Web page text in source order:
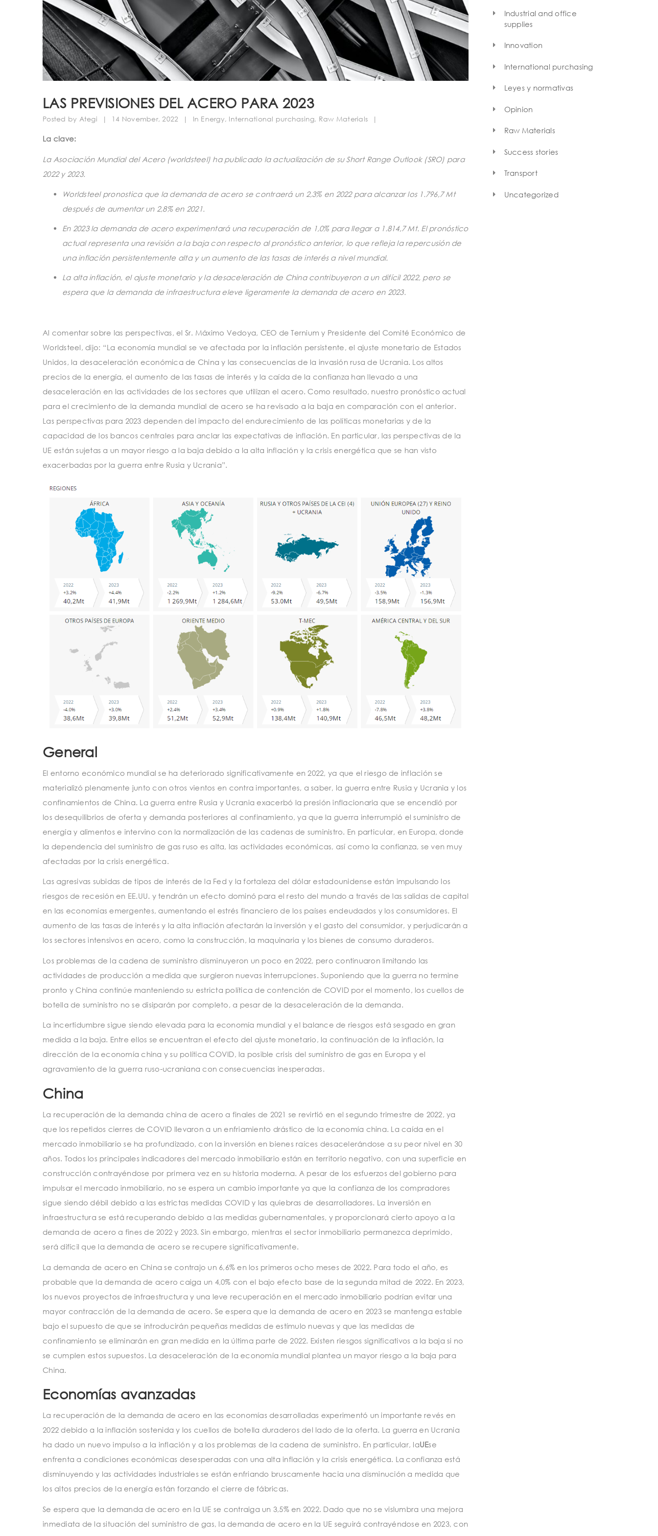
LAS PREVISIONES DEL ACERO PARA 2023
Posted by Ategi | 14 November, 2022 | In Energy, International purchasing, Raw Materials |
La clave:
La Asociación Mundial del Acero (worldsteel) ha publicado la actualización de su Short Range Outlook (SRO) para
2022 y 2023.
Worldsteel pronostica que la demanda de acero se contraerá un 2,3% en 2022 para alcanzar los 1.796,7 Mt
después de aumentar un 2,8% en 2021.
En 2023 la demanda de acero experimentará una recuperación de 1,0% para llegar a 1.814,7 Mt. El pronóstico
actual representa una revisión a la baja con respecto al pronóstico anterior, lo que refleja la repercusión de
una inflación persistentemente alta y un aumento de las tasas de interés a nivel mundial.
La alta inflación, el ajuste monetario y la desaceleración de China contribuyeron a un difícil 2022, pero se
espera que la demanda de infraestructura eleve ligeramente la demanda de acero en 2023.
Al comentar sobre las perspectivas, el Sr. Máximo Vedoya, CEO de Ternium y Presidente del Comité Económico de
Worldsteel, dijo: “La economía mundial se ve afectada por la inflación persistente, el ajuste monetario de Estados
Unidos, la desaceleración económica de China y las consecuencias de la invasión rusa de Ucrania. Los altos
precios de la energía, el aumento de las tasas de interés y la caída de la confianza han llevado a una
desaceleración en las actividades de los sectores que utilizan el acero. Como resultado, nuestro pronóstico actual
para el crecimiento de la demanda mundial de acero se ha revisado a la baja en comparación con el anterior.
Las perspectivas para 2023 dependen del impacto del endurecimiento de las políticas monetarias y de la
capacidad de los bancos centrales para anclar las expectativas de inflación. En particular, las perspectivas de la
UE están sujetas a un mayor riesgo a la baja debido a la alta inflación y la crisis energética que se han visto
exacerbadas por la guerra entre Rusia y Ucrania”.
General
El entorno económico mundial se ha deteriorado significativamente en 2022, ya que el riesgo de inflación se
materializó plenamente junto con otros vientos en contra importantes, a saber, la guerra entre Rusia y Ucrania y los
confinamientos de China. La guerra entre Rusia y Ucrania exacerbó la presión inflacionaria que se encendió por
los desequilibrios de oferta y demanda posteriores al confinamiento, ya que la guerra interrumpió el suministro de
energía y alimentos e intervino con la normalización de las cadenas de suministro. En particular, en Europa, donde
la dependencia del suministro de gas ruso es alta, las actividades económicas, así como la confianza, se ven muy
afectadas por la crisis energética.
Las agresivas subidas de tipos de interés de la Fed y la fortaleza del dólar estadounidense están impulsando los
riesgos de recesión en EE.UU. y tendrán un efecto dominó para el resto del mundo a través de las salidas de capital
en las economías emergentes, aumentando el estrés financiero de los países endeudados y los consumidores. El
aumento de las tasas de interés y la alta inflación afectarán la inversión y el gasto del consumidor, y perjudicarán a
los sectores intensivos en acero, como la construcción, la maquinaria y los bienes de consumo duraderos.
Los problemas de la cadena de suministro disminuyeron un poco en 2022, pero continuaron limitando las
actividades de producción a medida que surgieron nuevas interrupciones. Suponiendo que la guerra no termine
pronto y China continúe manteniendo su estricta política de contención de COVID por el momento, los cuellos de
botella de suministro no se disiparán por completo, a pesar de la desaceleración de la demanda.
La incertidumbre sigue siendo elevada para la economía mundial y el balance de riesgos está sesgado en gran
medida a la baja. Entre ellos se encuentran el efecto del ajuste monetario, la continuación de la inflación, la
dirección de la economía china y su política COVID, la posible crisis del suministro de gas en Europa y el
agravamiento de la guerra ruso-ucraniana con consecuencias inesperadas.
China
La recuperación de la demanda china de acero a finales de 2021 se revirtió en el segundo trimestre de 2022, ya
que los repetidos cierres de COVID llevaron a un enfriamiento drástico de la economía china. La caída en el
mercado inmobiliario se ha profundizado, con la inversión en bienes raíces desacelerándose a su peor nivel en 30
años. Todos los principales indicadores del mercado inmobiliario están en territorio negativo, con una superficie en
construcción contrayéndose por primera vez en su historia moderna. A pesar de los esfuerzos del gobierno para
impulsar el mercado inmobiliario, no se espera un cambio importante ya que la confianza de los compradores
sigue siendo débil debido a las estrictas medidas COVID y las quiebras de desarrolladores. La inversión en
infraestructura se está recuperando debido a las medidas gubernamentales, y proporcionará cierto apoyo a la
demanda de acero a fines de 2022 y 2023. Sin embargo, mientras el sector inmobiliario permanezca deprimido,
será difícil que la demanda de acero se recupere significativamente.
La demanda de acero en China se contrajo un 6,6% en los primeros ocho meses de 2022. Para todo el año, es
probable que la demanda de acero caiga un 4,0% con el bajo efecto base de la segunda mitad de 2022. En 2023,
los nuevos proyectos de infraestructura y una leve recuperación en el mercado inmobiliario podrían evitar una
mayor contracción de la demanda de acero. Se espera que la demanda de acero en 2023 se mantenga estable
bajo el supuesto de que se introducirán pequeñas medidas de estímulo nuevas y que las medidas de
confinamiento se eliminarán en gran medida en la última parte de 2022. Existen riesgos significativos a la baja si no
se cumplen estos supuestos. La desaceleración de la economía mundial plantea un mayor riesgo a la baja para
China.
Economías avanzadas
La recuperación de la demanda de acero en las economías desarrolladas experimentó un importante revés en
2022 debido a la inflación sostenida y los cuellos de botella duraderos del lado de la oferta. La guerra en Ucrania
ha dado un nuevo impulso a la inflación y a los problemas de la cadena de suministro. En particular, laUEse
enfrenta a condiciones económicas desesperadas con una alta inflación y la crisis energética. La confianza está
disminuyendo y las actividades industriales se están enfriando bruscamente hacia una disminución a medida que
los altos precios de la energía están forzando el cierre de fábricas.
Se espera que la demanda de acero en la UE se contraiga un 3,5% en 2022. Dado que no se vislumbra una mejora
inmediata de la situación del suministro de gas, la demanda de acero en la UE seguirá contrayéndose en 2023, con
Industrial and office
supplies
Innovation
International purchasing
Leyes y normativas
Opinion
Raw Materials
Success stories
Transport
Uncategorized